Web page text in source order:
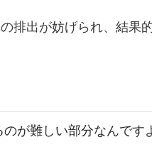
排出が妨げられ、結果
のが難しい部分なんです